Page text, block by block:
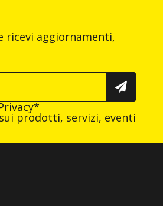
ricevi aggiornamenti,
*
prodotti, servizi, eventi